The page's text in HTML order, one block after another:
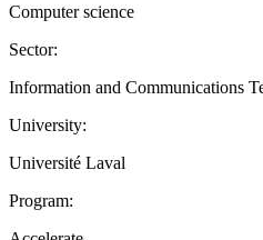
Computer science
Sector:
Information and Communications
University:
Université Laval
Program: